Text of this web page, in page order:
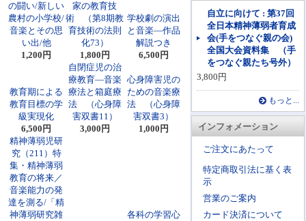
自立に向けて : 第37回
全日本精神薄弱者育成
会(手をつなぐ親の会)
全国大会資料集 （手
をつなぐ親たち号外）
3,800円
もっと...
インフォメーション
ご注文にあたって
特定商取引法に基く表
示
営業のご案内
カード決済について
の闘い/新しい
農村の小学校/
音楽とその思
い出/他
1,200円
家の教育技
術 （第8期教
育技術の法則
化73）
1,800円
学校劇の演出
と音楽―作品
解説つき
6,500円
教育期による
教育目標の学
級実現化
6,500円
自閉症児の治
療教育―音楽
療法と箱庭療
法 （心身障
害双書11）
3,000円
心身障害児の
ための音楽療
法 （心身障
害双書3）
1,000円
精神薄弱児研
究（211）特
集・精神薄弱
教育の将来／
音楽能力の発
達を測る/「精
神薄弱研究雑
各科の学習心